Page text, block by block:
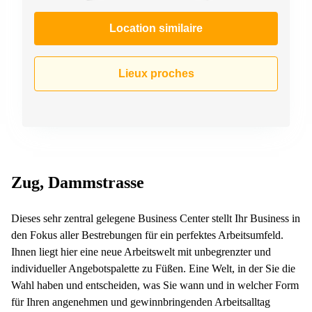
Chemin
de la
La
Pièce
Rolle
Bahnhofstrasse
10 Zürich
Location similaire
Lieux proches
Zug, Dammstrasse
Dieses sehr zentral gelegene Business Center stellt Ihr Business in
den Fokus aller Bestrebungen für ein perfektes Arbeitsumfeld.
Ihnen liegt hier eine neue Arbeitswelt mit unbegrenzter und
individueller Angebotspalette zu Füßen. Eine Welt, in der Sie die
Wahl haben und entscheiden, was Sie wann und in welcher Form
für Ihren angenehmen und gewinnbringenden Arbeitsalltag